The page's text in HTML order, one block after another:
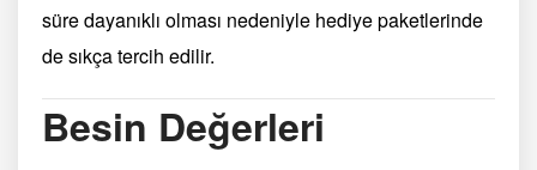
süre dayanıklı olması nedeniyle hediye paketlerinde
de sıkça tercih edilir.
Besin Değerleri